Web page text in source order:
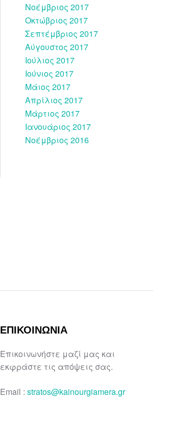
Νοέμβριος 2017
Οκτώβριος 2017
Σεπτέμβριος 2017
Αύγουστος 2017
Ιούλιος 2017
Ιούνιος 2017
Μάιος 2017
Απρίλιος 2017
Μάρτιος 2017
Ιανουάριος 2017
Νοέμβριος 2016
ΕΠΙΚΟΙΝΩΝΙΑ
Επικοινωνήστε μαζί μας και
εκφράστε τις απόψεις σας.
Email : stratos@kainourgiamera.gr